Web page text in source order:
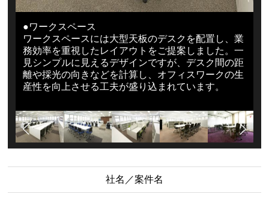
●ワークスペース
ワークスペースには大型天板のデスクを配置し、業
務効率を重視したレイアウトをご提案しました。一
見シンプルに見えるデザインですが、デスク間の距
離や採光の向きなどを計算し、オフィスワークの生
産性を向上させる工夫が盛り込まれています。
社名／案件名